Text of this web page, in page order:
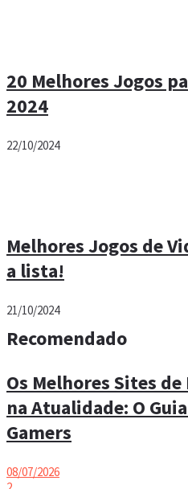
20 Melhores Jogos
2024
22/10/2024
Melhores Jogos de
a lista!
21/10/2024
Recomendado
Os Melhores Sites
na Atualidade: O
Gamers
08/07/2026